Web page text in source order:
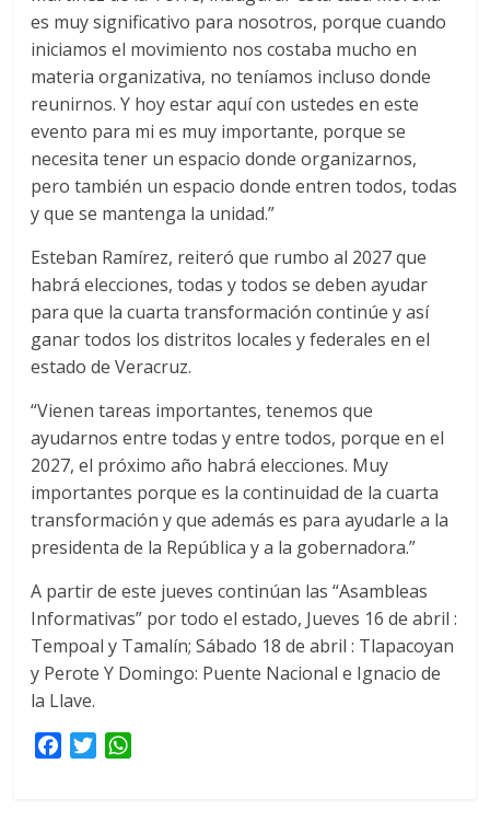
es muy significativo para nosotros, porque cuando
iniciamos el movimiento nos costaba mucho en
materia organizativa, no teníamos incluso donde
reunirnos. Y hoy estar aquí con ustedes en este
evento para mi es muy importante, porque se
necesita tener un espacio donde organizarnos,
pero también un espacio donde entren todos, todas
y que se mantenga la unidad.”
Esteban Ramírez, reiteró que rumbo al 2027 que
habrá elecciones, todas y todos se deben ayudar
para que la cuarta transformación continúe y así
ganar todos los distritos locales y federales en el
estado de Veracruz.
“Vienen tareas importantes, tenemos que
ayudarnos entre todas y entre todos, porque en el
2027, el próximo año habrá elecciones. Muy
importantes porque es la continuidad de la cuarta
transformación y que además es para ayudarle a la
presidenta de la República y a la gobernadora.”
A partir de este jueves continúan las “Asambleas
Informativas” por todo el estado, Jueves 16 de abril :
Tempoal y Tamalín; Sábado 18 de abril : Tlapacoyan
y Perote Y Domingo: Puente Nacional e Ignacio de
la Llave.
T